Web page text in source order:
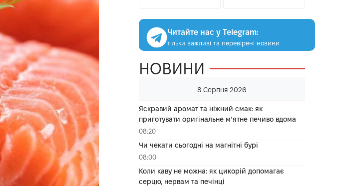
Читайте нас у Telegram:
тільки важливі та перевірені новини
НОВИНИ
8 Серпня 2026
Яскравий аромат та ніжний смак: як
приготувати оригінальне м’ятне печиво вдома
08:20
Чи чекати сьогодні на магнітні бурі
08:00
Коли каву не можна: як цикорій допомагає
серцю, нервам та печінці